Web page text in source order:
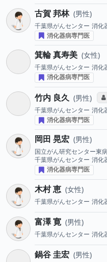
古賀 邦林 男性
千葉県がんセンター 消化
消化器病専門医
箕輪 真寿美 女性
千葉県がんセンター 消化
消化器病専門医
竹内 良久 男性
千葉県がんセンター 消化
消化器病専門医
岡田 晃宏 男性
国立がん研究センター東
千葉県がんセンター 消化
消化器病専門医
木村 恵 女性
千葉県がんセンター 消化
富澤 寛 男性
千葉県がんセンター 消化
鍋谷 圭宏 男性